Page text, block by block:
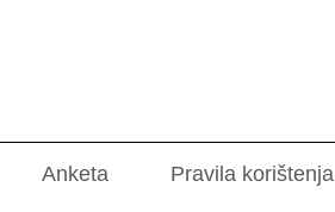
Anketa Pravila korištenja